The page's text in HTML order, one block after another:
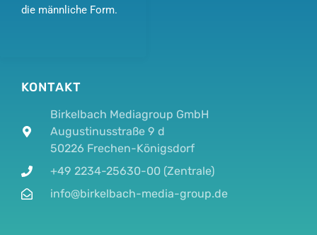
KONTAKT
Birkelbach Mediagroup GmbH
Augustinusstraße 9 d
50226 Frechen-Königsdorf
+49 2234-25630-00 (Zentrale)
info@birkelbach-media-group.de
die männliche Form.